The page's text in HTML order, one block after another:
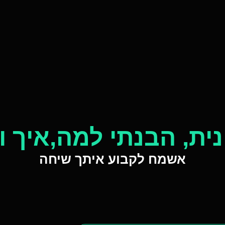
הבנתי למה,איך
אשמח לקבוע איתך שיחה